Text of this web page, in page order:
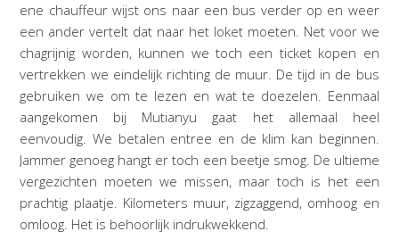
ene chauffeur wijst ons naar een bus verder op en weer
een ander vertelt dat naar het loket moeten. Net voor we
chagrijnig worden, kunnen we toch een ticket kopen en
vertrekken we eindelijk richting de muur. De tijd in de bus
gebruiken we om te lezen en wat te doezelen. Eenmaal
aangekomen bij Mutianyu gaat het allemaal heel
eenvoudig. We betalen entree en de klim kan beginnen.
Jammer genoeg hangt er toch een beetje smog. De ultieme
vergezichten moeten we missen, maar toch is het een
prachtig plaatje. Kilometers muur, zigzaggend, omhoog en
omloog. Het is behoorlijk indrukwekkend.